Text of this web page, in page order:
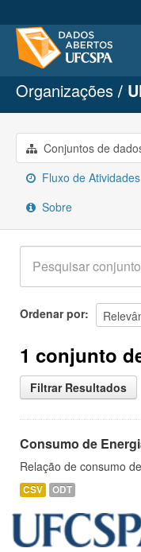
Conjuntos de dados
Organizações
Grupos
Sobre
Organizações
Conjuntos de
Fluxo de Atividades
Sobre
Ordenar por
1 conjunto
Filtrar Resultados
Consumo de
Relação de consumo
CSV ODT